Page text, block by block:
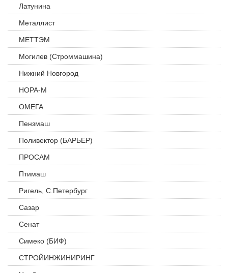
Латунина
Металлист
МЕТТЭМ
Могилев (Строммашина)
Нижний Новгород
НОРА-М
ОМЕГА
Пензмаш
Поливектор (БАРЬЕР)
ПРОСАМ
Птимаш
Ригель, С.Петербург
Сазар
Сенат
Симеко (БИФ)
СТРОЙИНЖИНИРИНГ